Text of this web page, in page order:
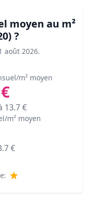
moyen au m²
?
août 2026.
m² moyen
13.7€
m² moyen
€